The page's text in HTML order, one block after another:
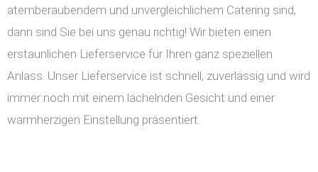
atemberaubendem und unvergleichlichem Catering sind,
dann sind Sie bei uns genau richtig! Wir bieten einen
erstaunlichen Lieferservice für Ihren ganz speziellen
Anlass. Unser Lieferservice ist schnell, zuverlässig und wird
immer noch mit einem lächelnden Gesicht und einer
warmherzigen Einstellung präsentiert.